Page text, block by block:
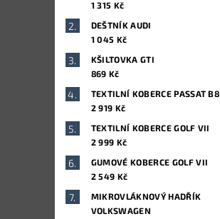
1 315 Kč
DEŠTNÍK AUDI
1 045 Kč
KŠILTOVKA GTI
869 Kč
TEXTILNÍ KOBERCE PASSAT B8
2 919 Kč
TEXTILNÍ KOBERCE GOLF VII
2 999 Kč
GUMOVÉ KOBERCE GOLF VII
2 549 Kč
MIKROVLÁKNOVÝ HADŘÍK
VOLKSWAGEN